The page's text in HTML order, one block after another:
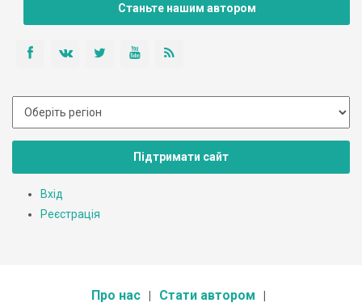
Станьте нашим автором
Підтримати сайт
Вхід
Реєстрація
Про нас Стати автором